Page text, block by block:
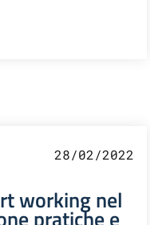
28/02/2022
working nel